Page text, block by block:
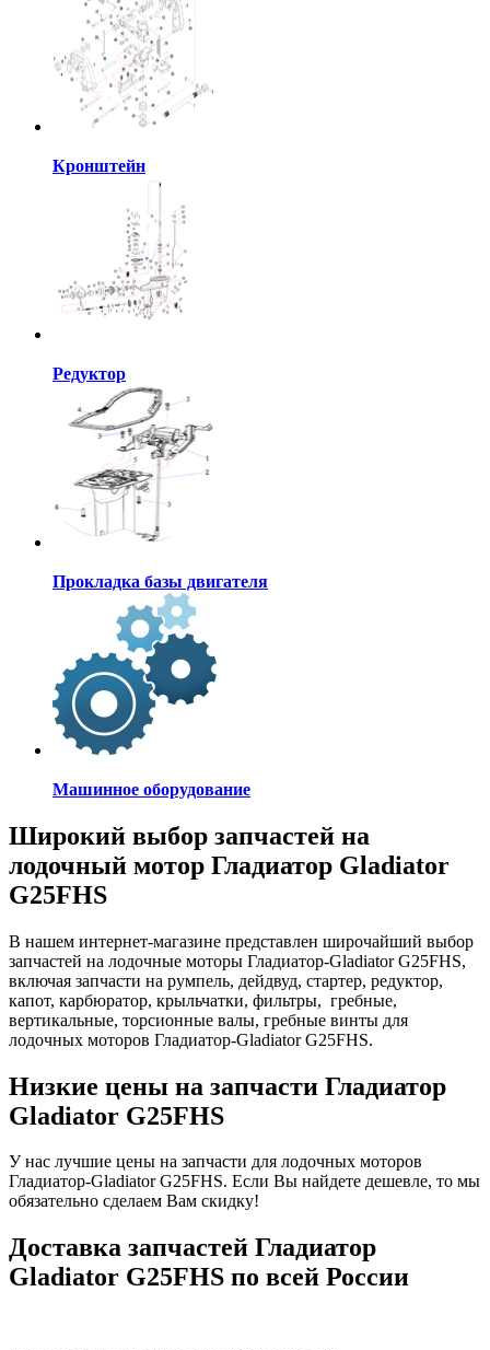
Кронштейн
Редуктор
Прокладка базы двигателя
Машинное оборудование
Широкий выбор запчастей на
лодочный мотор Гладиатор Gladiator
G25FHS
В нашем интернет-магазине представлен широчайший выбор
запчастей на лодочные моторы Гладиатор-Gladiator G25FHS,
включая запчасти на румпель, дейдвуд, стартер, редуктор,
капот, карбюратор, крыльчатки, фильтры, гребные,
вертикальные, торсионные валы, гребные винты для
лодочных моторов Гладиатор-Gladiator G25FHS.
Низкие цены на запчасти Гладиатор
Gladiator G25FHS
У нас лучшие цены на запчасти для лодочных моторов
Гладиатор-Gladiator G25FHS. Если Вы найдете дешевле, то мы
обязательно сделаем Вам скидку!
Доставка запчастей Гладиатор
Gladiator G25FHS по всей России